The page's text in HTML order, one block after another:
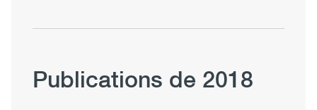
Publications de 2018